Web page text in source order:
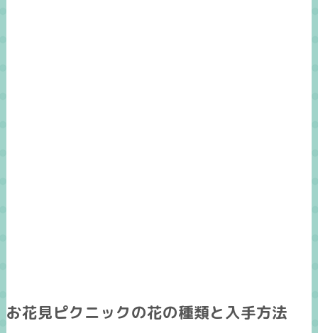
お花見ピクニックの花の種類と入手方法